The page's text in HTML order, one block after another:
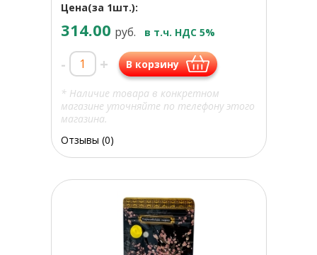
Цена(за 1шт.):
314.00 руб. в т.ч. НДС 5%
- + В корзину
* Наличие товара в конкретном
магазине уточняйте по телефону этого
магазина.
Отзывы (0)